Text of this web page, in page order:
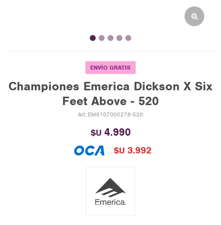
ENVÍO GRATIS
Championes Emerica Dickson X Six
Feet Above - 520
EM6107000278-520
$U 4.990
$U 3.992